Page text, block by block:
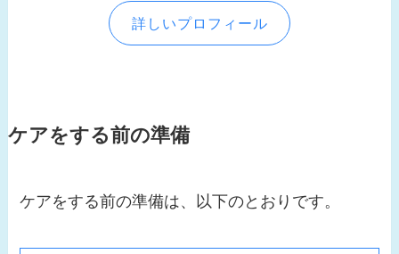
詳しいプロフィール
ケアをする前の準備
ケアをする前の準備は、以下のとおりです。